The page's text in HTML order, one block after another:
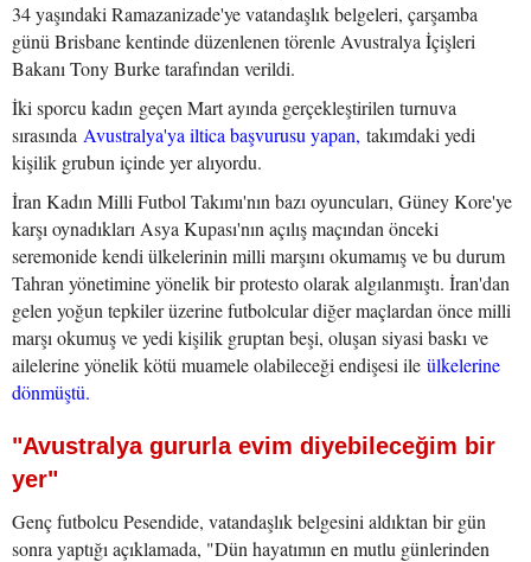
34 yaşındaki Ramazanizade'ye vatandaşlık belgeleri, çarşamba
günü Brisbane kentinde düzenlenen törenle Avustralya İçişleri
Bakanı Tony Burke tarafından verildi.
İki sporcu kadın geçen Mart ayında gerçekleştirilen turnuva
sırasında Avustralya'ya iltica başvurusu yapan, takımdaki yedi
kişilik grubun içinde yer alıyordu.
İran Kadın Milli Futbol Takımı'nın bazı oyuncuları, Güney Kore'ye
karşı oynadıkları Asya Kupası'nın açılış maçından önceki
seremonide kendi ülkelerinin milli marşını okumamış ve bu durum
Tahran yönetimine yönelik bir protesto olarak algılanmıştı. İran'dan
gelen yoğun tepkiler üzerine futbolcular diğer maçlardan önce milli
marşı okumuş ve yedi kişilik gruptan beşi, oluşan siyasi baskı ve
ailelerine yönelik kötü muamele olabileceği endişesi ile ülkelerine
dönmüştü.
"Avustralya gururla evim diyebileceğim bir
yer"
Genç futbolcu Pesendide, vatandaşlık belgesini aldıktan bir gün
sonra yaptığı açıklamada, "Dün hayatımın en mutlu günlerinden